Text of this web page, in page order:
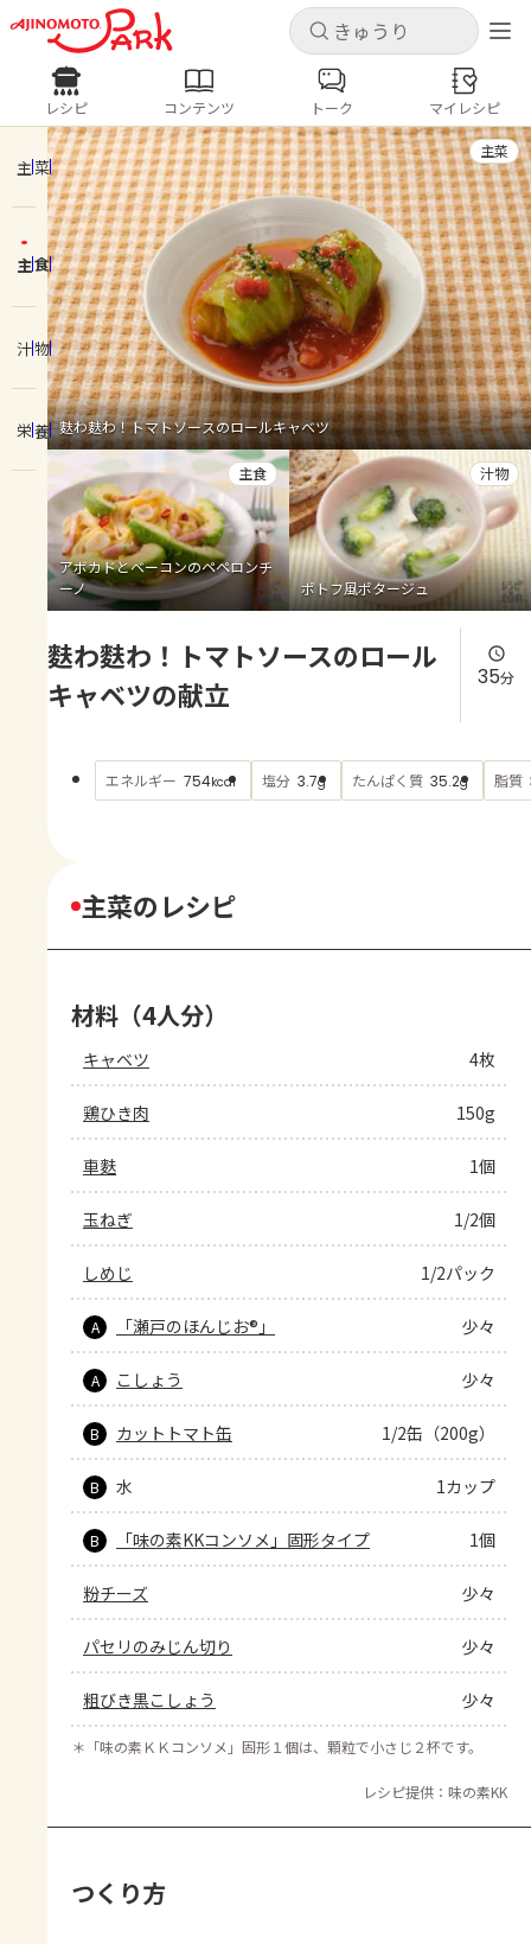
キャンセル
ログインするとレシピを保存できます
ログイン 新規登録
ホーム
コンテンツ
レシピ
トーク
よくあるお問い合わせ
お買い物
AJINOMOTO PARK とは
キャンセル
レシピ コンテンツ
人気の食材・レシピ
きゅうり なす トマト
とうもろこし
ピーマン
みょうが ゴーヤ
レシピ コンテンツ トーク マイレシピ
主菜
主食
汁物
栄養 麩わ麩わ！トマトソースのロールキャベツ
主菜
アボカドとベーコンのペペロンチ
ーノ
主食
ポトフ風ポタージュ
汁物
麩わ麩わ！トマトソースのロール
キャベツの献立
35分
エネルギー 754kcal 塩分 3.7g たんぱく質 35.2g 脂質
主菜のレシピ
材料（4人分）
キャベツ 4枚
鶏ひき肉 150g
車麩 1個
玉ねぎ 1/2個
しめじ 1/2パック
A 「瀬戸のほんじお®」 少々
A こしょう 少々
B カットトマト缶 1/2缶（200g）
B 水 1カップ
B 「味の素KKコンソメ」固形タイプ 1個
粉チーズ 少々
パセリのみじん切り 少々
粗びき黒こしょう 少々
＊ 「味の素ＫＫコンソメ」固形１個は、顆粒で小さじ２杯です。
レシピ提供：味の素KK
つくり方